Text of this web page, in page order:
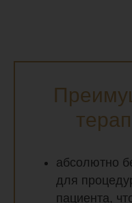
абсолютно
для
пациента,